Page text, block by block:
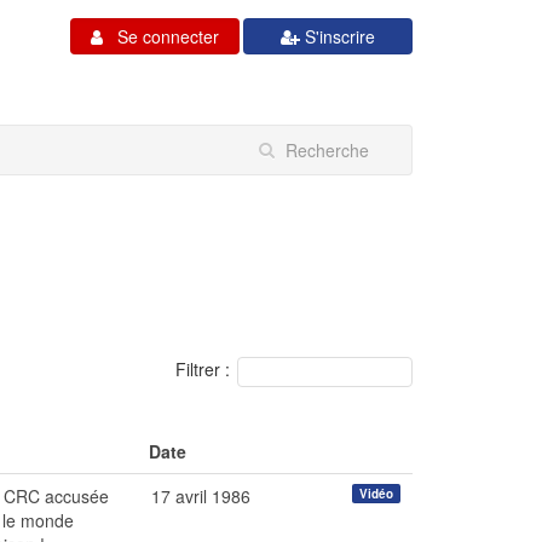
S'inscrire
Se connecter
Filtrer :
Date
accusée
monde
Vidéo
17 avril 1986